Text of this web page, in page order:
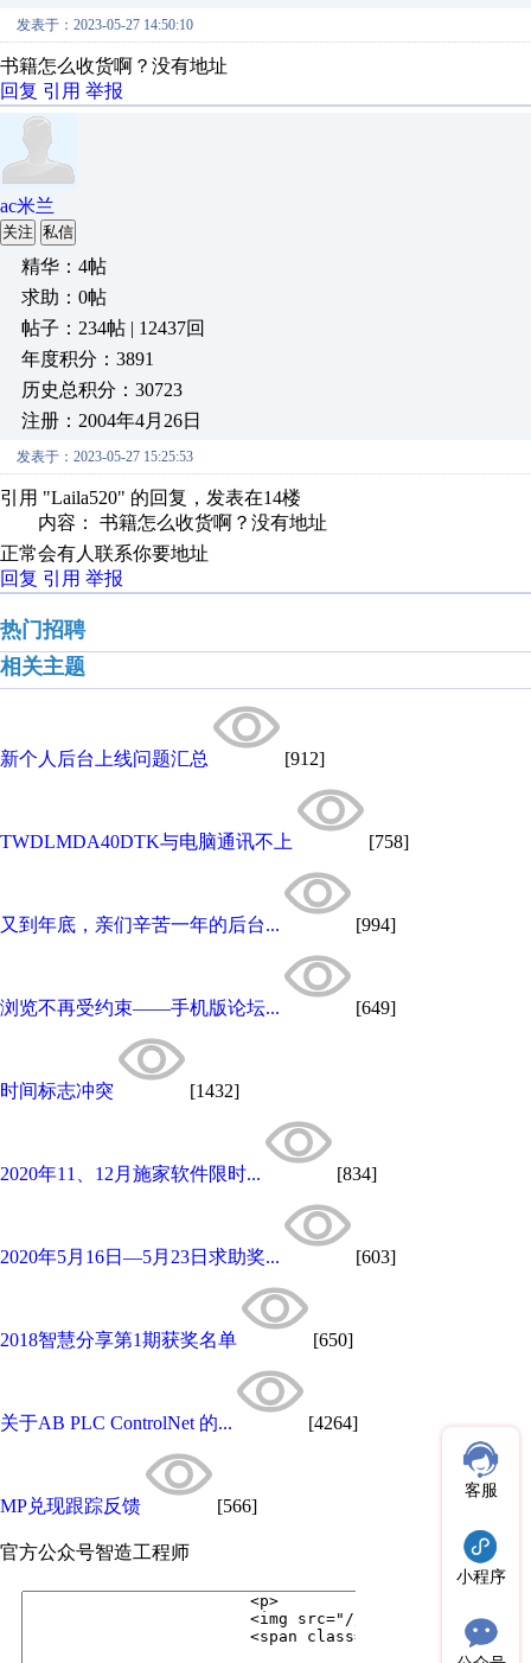
发表于：2023-05-27 14:50:10
书籍怎么收货啊？没有地址
回复 引用 举报
ac米兰
关注 私信
精华：4帖
求助：0帖
帖子：234帖 | 12437回
年度积分：3891
历史总积分：30723
注册：2004年4月26日
发表于：2023-05-27 15:25:53
引用 "Laila520" 的回复，发表在14楼
内容： 书籍怎么收货啊？没有地址
正常会有人联系你要地址
回复 引用 举报
热门招聘
相关主题
新个人后台上线问题汇总 [912]
TWDLMDA40DTK与电脑通讯不上 [758]
又到年底，亲们辛苦一年的后台... [994]
浏览不再受约束——手机版论坛... [649]
时间标志冲突 [1432]
2020年11、12月施家软件限时... [834]
2020年5月16日—5月23日求助奖... [603]
2018智慧分享第1期获奖名单 [650]
关于AB PLC ControlNet 的... [4264]
MP兑现跟踪反馈 [566]
官方公众号智造工程师
客服
小程序